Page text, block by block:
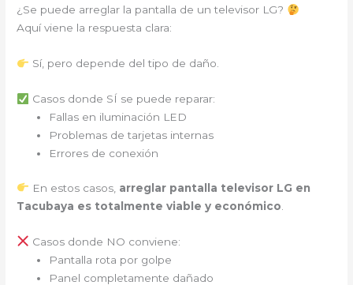
¿Se puede arreglar la pantalla de un televisor LG?
Aquí viene la respuesta clara:
Sí, pero depende del tipo de daño.
Casos donde SÍ se puede reparar:
Fallas en iluminación LED
Problemas de tarjetas internas
Errores de conexión
En estos casos, arreglar pantalla televisor LG en
Tacubaya es totalmente viable y económico
Casos donde NO conviene:
Pantalla rota por golpe
Panel completamente dañado